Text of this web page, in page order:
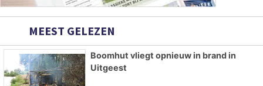
MEEST GELEZEN
Boomhut vliegt opnieuw in brand in
Uitgeest